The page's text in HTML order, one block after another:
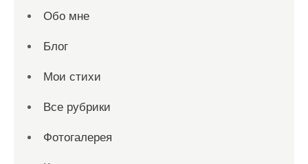
Обо мне
Блог
Мои стихи
Все рубрики
Фотогалерея